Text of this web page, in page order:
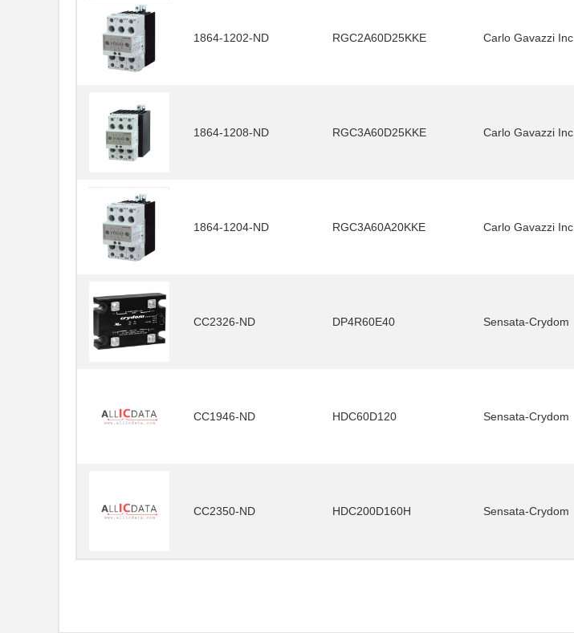
1864-1202-ND RGC2A60D25KKE Carlo Gavazzi Inc.
1864-1208-ND RGC3A60D25KKE Carlo Gavazzi Inc.
1864-1204-ND RGC3A60A20KKE Carlo Gavazzi Inc.
CC2326-ND DP4R60E40 Sensata-Crydom
CC1946-ND HDC60D120 Sensata-Crydom
CC2350-ND HDC200D160H Sensata-Crydom